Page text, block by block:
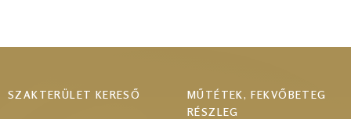
Footer
SZAKTERÜLET KERESŐ
MŰTÉTEK, FEKVŐBETEG
RÉSZLEG